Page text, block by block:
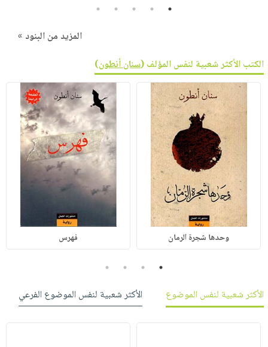
1
2
3
4
5
المزيد من البنود »
الكتب الأكثر شعبية لنفس المؤلف (سنان أنطون)
وحدها شجرة الرمان فهرس
1
2
3
4
الأكثر شعبية لنفس الموضوع
الأكثر شعبية لنفس الموضوع الفرعي